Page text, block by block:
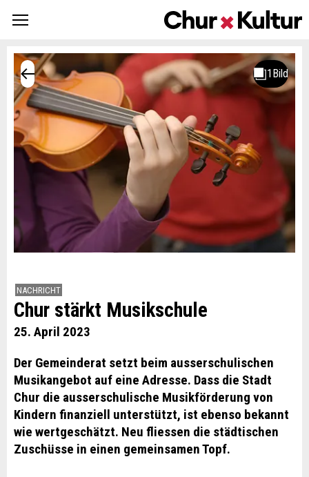
NACHRICHT
Chur stärkt Musikschule
25. April 2023
Der Gemeinderat setzt beim ausserschulischen
Musikangebot auf eine Adresse. Dass die Stadt
Chur die ausserschulische Musikförderung von
Kindern finanziell unterstützt, ist ebenso bekannt
wie wertgeschätzt. Neu fliessen die städtischen
Zuschüsse in einen gemeinsamen Topf.